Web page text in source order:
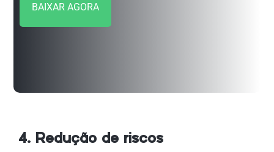
BAIXAR AGORA
4. Redução de riscos